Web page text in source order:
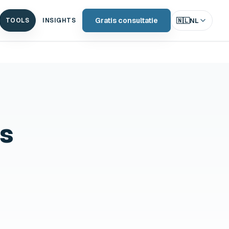
TOOLS INSIGHTS Gratis consultatie 🇳🇱NL